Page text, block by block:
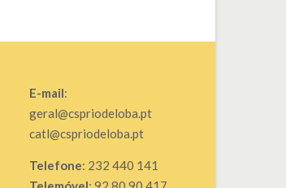
E-mail:
geral@cspriodeloba.pt
catl@cspriodeloba.pt
Telefone: 232 440 141